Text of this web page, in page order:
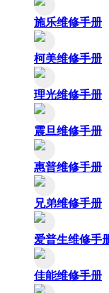
施乐维修手册
柯美维修手册
理光维修手册
震旦维修手册
惠普维修手册
兄弟维修手册
爱普生维修手
佳能维修手册